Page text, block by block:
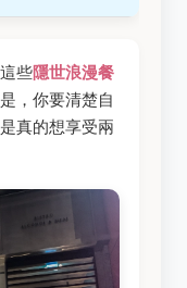
些隱世浪漫餐
，你要清楚自
真的想享受兩